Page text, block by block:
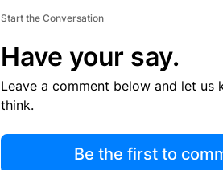
Start the Conversation
Have your say.
Leave a comment below and let us
think.
Be the first to